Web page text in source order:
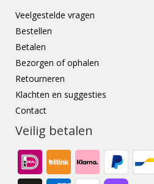
Veelgestelde vragen
Bestellen
Betalen
Bezorgen of ophalen
Retourneren
Klachten en suggesties
Contact
Veilig betalen